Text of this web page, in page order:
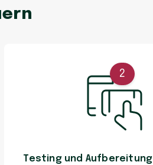
2
Testing und Aufbereitung